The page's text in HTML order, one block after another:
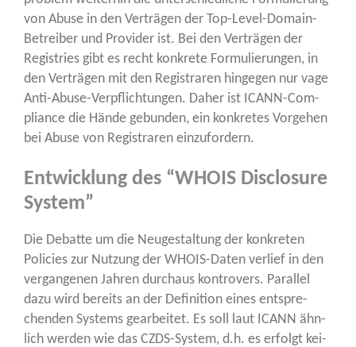
von Abu­se in den Ver­trä­gen der Top-Level-Domain-
Betrei­ber und Pro­vi­der ist. Bei den Ver­trä­gen der
Regis­tries gibt es recht kon­kre­te For­mu­lie­run­gen, in
den Ver­trä­gen mit den Regis­tra­ren hin­ge­gen nur vage
Anti-Abu­se-Ver­pflich­tun­gen. Daher ist ICANN-Com­
pli­ance die Hän­de gebun­den, ein kon­kre­tes Vor­ge­hen
bei Abu­se von Regis­tra­ren einzufordern.
Entwicklung des “WHOIS Disclosure
System”
Die Debat­te um die Neu­ge­stal­tung der kon­kre­ten
Poli­ci­es zur Nut­zung der WHOIS-Daten ver­lief in den
ver­gan­ge­nen Jah­ren durch­aus kon­tro­vers. Par­al­lel
dazu wird bereits an der Defi­ni­ti­on eines ent­spre­
chen­den Sys­tems gear­bei­tet. Es soll laut ICANN ähn­
lich wer­den wie das CZDS-Sys­tem, d.h. es erfolgt kei­